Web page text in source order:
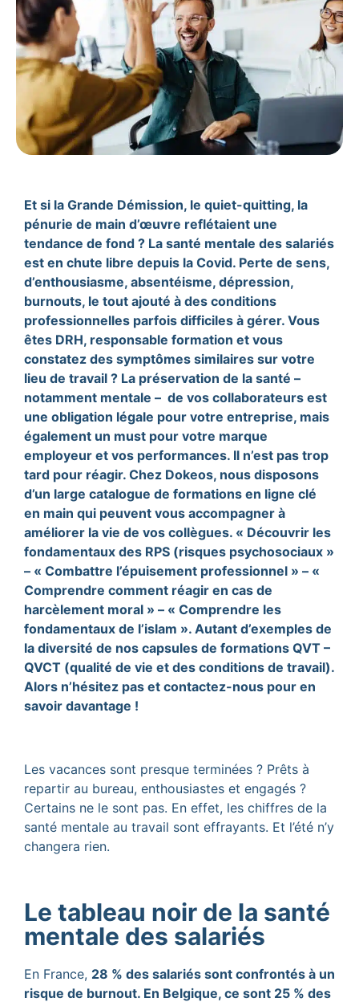
Et si la Grande Démission, le quiet-quitting, la
pénurie de main d’œuvre reflétaient une
tendance de fond ? La santé mentale des salariés
est en chute libre depuis la Covid. Perte de sens,
d’enthousiasme, absentéisme, dépression,
burnouts, le tout ajouté à des conditions
professionnelles parfois difficiles à gérer. Vous
êtes DRH, responsable formation et vous
constatez des symptômes similaires sur votre
lieu de travail ? La préservation de la santé –
notamment mentale – de vos collaborateurs est
une obligation légale pour votre entreprise, mais
également un must pour votre marque
employeur et vos performances. Il n’est pas trop
tard pour réagir. Chez Dokeos, nous disposons
d’un large catalogue de formations en ligne clé
en main qui peuvent vous accompagner à
améliorer la vie de vos collègues. « Découvrir les
fondamentaux des RPS (risques psychosociaux »
– « Combattre l’épuisement professionnel » – «
Comprendre comment réagir en cas de
harcèlement moral » – « Comprendre les
fondamentaux de l’islam ». Autant d’exemples de
la diversité de nos capsules de formations QVT –
QVCT (qualité de vie et des conditions de travail).
Alors n’hésitez pas et contactez-nous pour en
savoir davantage !
Les vacances sont presque terminées ? Prêts à
repartir au bureau, enthousiastes et engagés ?
Certains ne le sont pas. En effet, les chiffres de la
santé mentale au travail sont effrayants. Et l’été n’y
changera rien.
Le tableau noir de la santé
mentale des salariés
En France, 28 % des salariés sont confrontés à un
risque de burnout. En Belgique, ce sont 25 % des